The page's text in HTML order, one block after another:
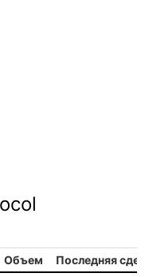
Объем Последняя